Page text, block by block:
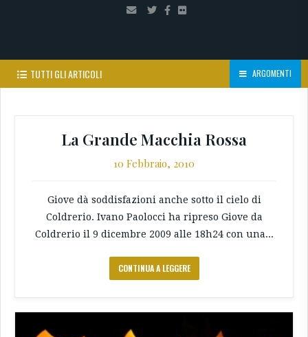
TUTTI GLI ARTICOLI ARGOMENTI
La Grande Macchia Rossa
10 Febbraio, 2010
Giove dà soddisfazioni anche sotto il cielo di
Coldrerio. Ivano Paolocci ha ripreso Giove da
Coldrerio il 9 dicembre 2009 alle 18h24 con una...
CONTINUA A LEGGERE